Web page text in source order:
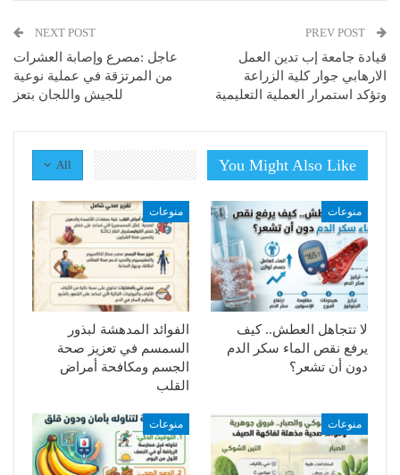
قيادة جامعة إب تدين العمل
الارهابي جوار كلية الزراعة
وتؤكد استمرار العملية التعليمية
NEXT POST
عاجل :مصرع وإصابة العشرات
من المرتزقة في عملية نوعية
للجيش واللجان بتعز
All You Might Also Like
منوعات
لا تتجاهل العطش.. كيف
يرفع نقص الماء سكر الدم
دون أن تشعر؟
منوعات
الفوائد المدهشة لبذور
السمسم في تعزيز صحة
الجسم ومكافحة أمراض
القلب
منوعات منوعات